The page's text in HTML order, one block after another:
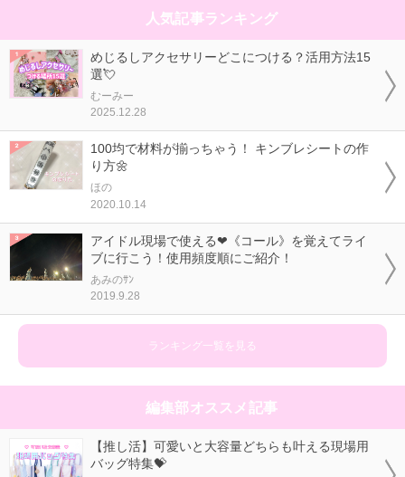
人気記事ランキング
めじるしアクセサリーどこにつける？活用方法15
選💘
むーみー
2025.12.28
100均で材料が揃っちゃう！ キンブレシートの作
り方🌼
ほの
2020.10.14
アイドル現場で使える❤《コール》を覚えてライ
ブに行こう！使用頻度順にご紹介！
あみのｻﾝ
2019.9.28
ランキング一覧を見る
編集部オススメ記事
【推し活】可愛いと大容量どちらも叶える現場用
バッグ特集💝